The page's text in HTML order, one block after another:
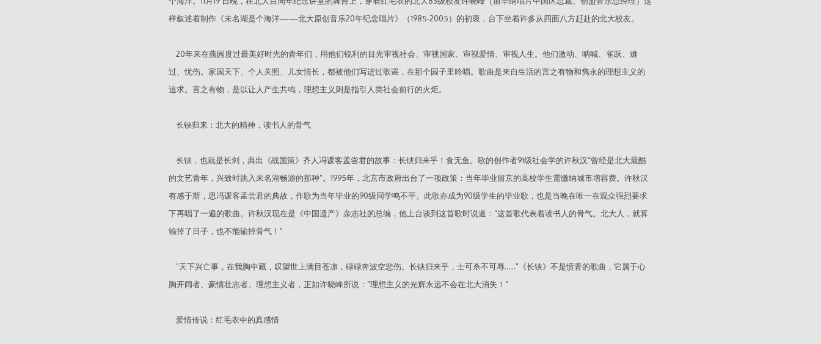
样叙述着制作《未名湖是个海洋——北大原创音乐20年纪念唱片》（1985-2005）的初衷，台下坐着许多从四面八方赶赴的北大校友。
20年来在燕园度过最美好时光的青年们，用他们锐利的目光审视社会、审视国家、审视爱情、审视人生。他们激动、呐喊、雀跃、难
过、忧伤。家国天下、个人关照、儿女情长，都被他们写进过歌谣，在那个园子里吟唱。歌曲是来自生活的言之有物和隽永的理想主义的
追求。言之有物，是以让人产生共鸣，理想主义则是指引人类社会前行的火炬。
长铗归来：北大的精神，读书人的骨气
长铗，也就是长剑，典出《战国策》齐人冯谖客孟尝君的故事：长铗归来乎！食无鱼。歌的创作者91级社会学的许秋汉“曾经是北大最酷
的文艺青年，兴致时跳入未名湖畅游的那种”。1995年，北京市政府出台了一项政策：当年毕业留京的高校学生需缴纳城市增容费。许秋汉
有感于斯，思冯谖客孟尝君的典故，作歌为当年毕业的90级同学鸣不平。此歌亦成为90级学生的毕业歌，也是当晚在唯一在观众强烈要求
下再唱了一遍的歌曲。许秋汉现在是《中国遗产》杂志社的总编，他上台谈到这首歌时说道：“这首歌代表着读书人的骨气。北大人，就算
输掉了日子，也不能输掉骨气！”
“天下兴亡事，在我胸中藏，叹望世上满目苍凉，碌碌奔波空悲伤。长铗归来乎，士可杀不可辱……”《长铗》不是愤青的歌曲，它属于心
胸开阔者、豪情壮志者、理想主义者，正如许晓峰所说：“理想主义的光辉永远不会在北大消失！”
爱情传说：红毛衣中的真感情